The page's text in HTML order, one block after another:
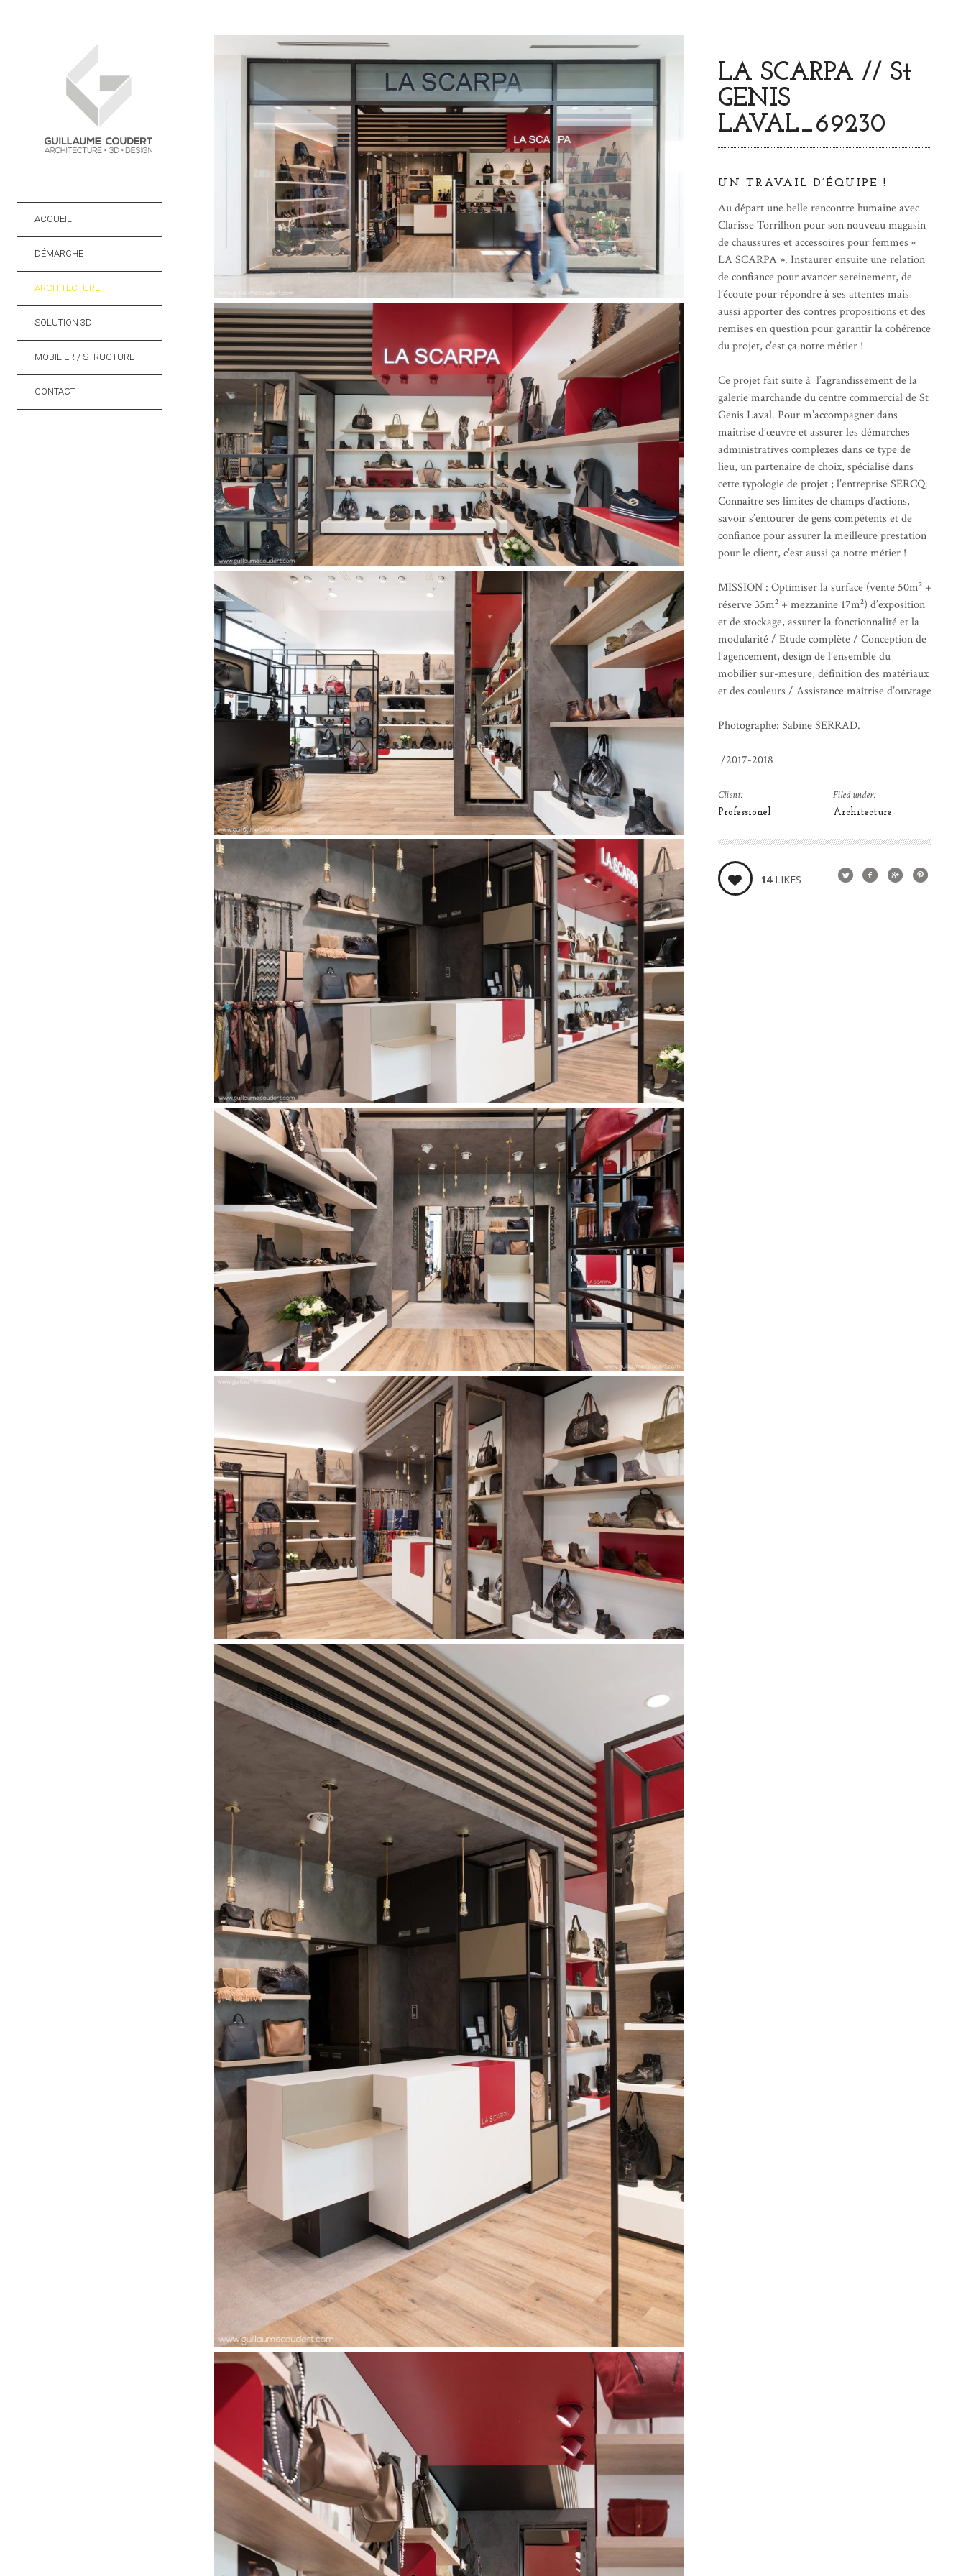
ACCUEIL
DÉMARCHE
ARCHITECTURE
SOLUTION 3D
MOBILIER / STRUCTURE
CONTACT
LA SCARPA // St
GENIS
LAVAL_69230
UN TRAVAIL D’ÉQUIPE !
Au départ une belle rencontre humaine avec
Clarisse Torrilhon pour son nouveau magasin
de chaussures et accessoires pour femmes «
LA SCARPA ». Instaurer ensuite une relation
de confiance pour avancer sereinement, de
l’écoute pour répondre à ses attentes mais
aussi apporter des contres propositions et des
remises en question pour garantir la cohérence
du projet, c’est ça notre métier !
Ce projet fait suite à l’agrandissement de la
galerie marchande du centre commercial de St
Genis Laval. Pour m’accompagner dans
maitrise d’œuvre et assurer les démarches
administratives complexes dans ce type de
lieu, un partenaire de choix, spécialisé dans
cette typologie de projet ; l’entreprise SERCQ.
Connaitre ses limites de champs d’actions,
savoir s’entourer de gens compétents et de
confiance pour assurer la meilleure prestation
pour le client, c’est aussi ça notre métier !
MISSION : Optimiser la surface (vente 50m² +
réserve 35m² + mezzanine 17m²) d’exposition
et de stockage, assurer la fonctionnalité et la
modularité / Etude complète / Conception de
l’agencement, design de l’ensemble du
mobilier sur-mesure, définition des matériaux
et des couleurs / Assistance maîtrise d’ouvrage
Photographe: Sabine SERRAD.
/2017-2018
Client:
Professionel
Filed under:
Architecture
14LIKES